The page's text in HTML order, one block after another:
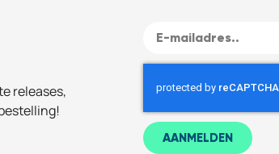
releases,
AANMELDEN